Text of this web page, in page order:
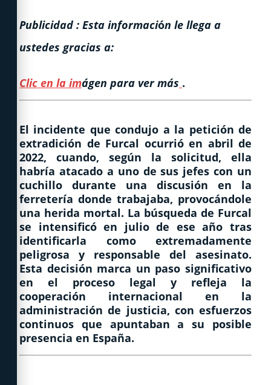
Publicidad : Esta información le llega a
ustedes gracias a:
Clic en la imágen para ver más .
El incidente que condujo a la petición de
extradición de Furcal ocurrió en abril de
2022, cuando, según la solicitud, ella
habría atacado a uno de sus jefes con un
cuchillo durante una discusión en la
ferretería donde trabajaba, provocándole
una herida mortal. La búsqueda de Furcal
se intensificó en julio de ese año tras
identificarla como extremadamente
peligrosa y responsable del asesinato.
Esta decisión marca un paso significativo
en el proceso legal y refleja la
cooperación internacional en la
administración de justicia, con esfuerzos
continuos que apuntaban a su posible
presencia en España.